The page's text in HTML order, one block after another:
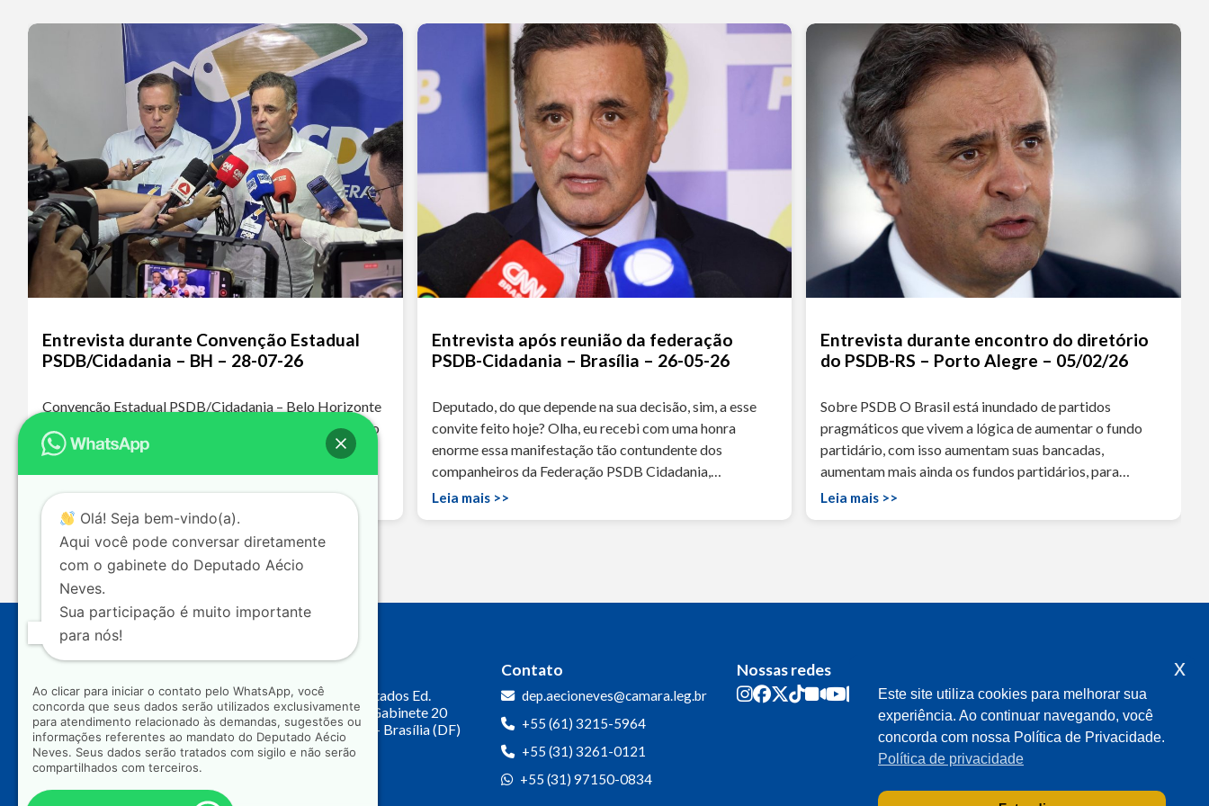
Entrevista durante Convenção Estadual
PSDB/Cidadania – BH – 28-07-26
Convenção Estadual PSDB/Cidadania – Belo Horizonte
– 28-07-26 Deputado fala pra gente o que foi discutido
na convenção e as expectativas do partido para as
próximas eleições. O PSDB passa…
Leia mais >>
Entrevista após reunião da federação
PSDB-Cidadania – Brasília – 26-05-26
Deputado, do que depende na sua decisão, sim, a esse
convite feito hoje? Olha, eu recebi com uma honra
enorme essa manifestação tão contundente dos
companheiros da Federação PSDB Cidadania,…
Leia mais >>
Entrevista durante encontro do diretório
do PSDB-RS – Porto Alegre – 05/02/26
Sobre PSDB O Brasil está inundado de partidos
pragmáticos que vivem a lógica de aumentar o fundo
partidário, com isso aumentam suas bancadas,
aumentam mais ainda os fundos partidários, para…
Leia mais >>
Câmara dos Deputados Ed.
Principal, Ala C – Gabinete 20
CEP: 70.160-900 – Brasília (DF)
Contato
dep.aecioneves@camara.leg.br
+55 (61) 3215-5964
+55 (31) 3261-0121
+55 (31) 97150-0834
Nossas redes
Olá! Seja bem-vindo(a).
Aqui você pode conversar diretamente
com o gabinete do Deputado Aécio
Neves.
Sua participação é muito importante
para nós!
Ao clicar para iniciar o contato pelo WhatsApp, você
concorda que seus dados serão utilizados exclusivamente
para atendimento relacionado às demandas, sugestões ou
informações referentes ao mandato do Deputado Aécio
Neves. Seus dados serão tratados com sigilo e não serão
compartilhados com terceiros.
Este site utiliza cookies para melhorar sua
experiência. Ao continuar navegando, você
concorda com nossa Política de Privacidade.
Política de privacidade
x